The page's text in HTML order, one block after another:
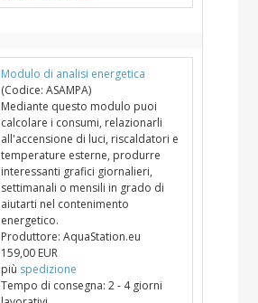
Modulo di analisi energetica
(Codice: ASAMPA)
Mediante questo modulo puoi
calcolare i consumi, relazionarli
all'accensione di luci, riscaldatori e
temperature esterne, produrre
interessanti grafici giornalieri,
settimanali o mensili in grado di
aiutarti nel contenimento
energetico.
Produttore: AquaStation.eu
159,00 EUR
più spedizione
Tempo di consegna: 2 - 4 giorni